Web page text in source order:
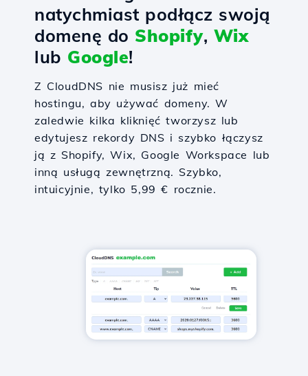
natychmiast podłącz swoją
domenę do Shopify, Wix
lub Google!
Z CloudDNS nie musisz już mieć
hostingu, aby używać domeny. W
zaledwie kilka kliknięć tworzysz lub
edytujesz rekordy DNS i szybko łączysz
ją z Shopify, Wix, Google Workspace lub
inną usługą zewnętrzną. Szybko,
intuicyjnie, tylko 5,99 € rocznie.